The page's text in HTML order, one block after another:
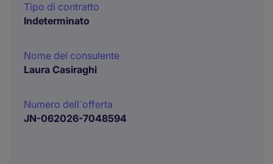
Tipo di contratto
Indeterminato
Nome del consulente
Laura Casiraghi
Numero dell´offerta
JN-062026-7048594